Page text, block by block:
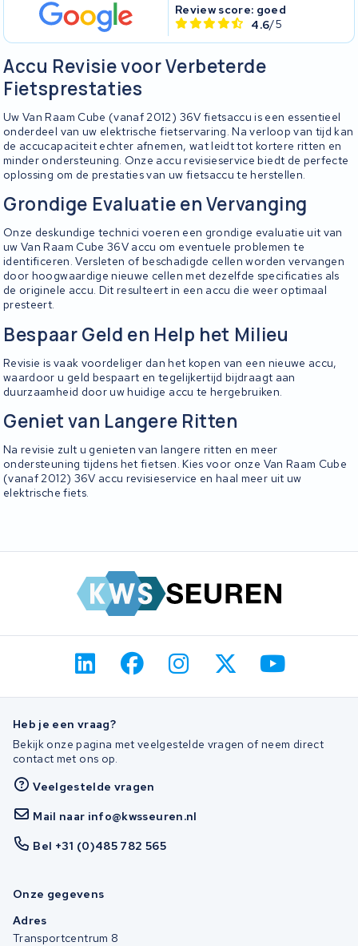
Review score: goed
4.6/5
Accu Revisie voor Verbeterde
Fietsprestaties
Uw Van Raam Cube (vanaf 2012) 36V fietsaccu is een essentieel
onderdeel van uw elektrische fietservaring. Na verloop van tijd kan
de accucapaciteit echter afnemen, wat leidt tot kortere ritten en
minder ondersteuning. Onze accu revisieservice biedt de perfecte
oplossing om de prestaties van uw fietsaccu te herstellen.
Grondige Evaluatie en Vervanging
Onze deskundige technici voeren een grondige evaluatie uit van
uw Van Raam Cube 36V accu om eventuele problemen te
identificeren. Versleten of beschadigde cellen worden vervangen
door hoogwaardige nieuwe cellen met dezelfde specificaties als
de originele accu. Dit resulteert in een accu die weer optimaal
presteert.
Bespaar Geld en Help het Milieu
Revisie is vaak voordeliger dan het kopen van een nieuwe accu,
waardoor u geld bespaart en tegelijkertijd bijdraagt aan
duurzaamheid door uw huidige accu te hergebruiken.
Geniet van Langere Ritten
Na revisie zult u genieten van langere ritten en meer
ondersteuning tijdens het fietsen. Kies voor onze Van Raam Cube
(vanaf 2012) 36V accu revisieservice en haal meer uit uw
elektrische fiets.
Heb je een vraag?
Bekijk onze pagina met veelgestelde vragen of neem direct
contact met ons op.
Veelgestelde vragen
Mail naar info@kwsseuren.nl
Bel +31 (0)485 782 565
Onze gegevens
Adres
Transportcentrum 8